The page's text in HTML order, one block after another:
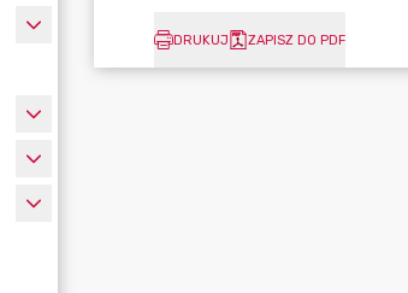
DRUKUJ ZAPISZ DO PDF